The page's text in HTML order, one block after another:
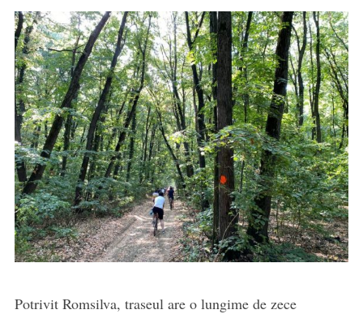
Potrivit Romsilva, traseul are o lungime de zece